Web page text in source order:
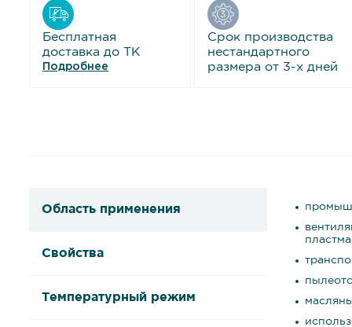
Бесплатная
доставка до ТК
Подробнее
Срок производства
нестандартного
размера от 3-х дней
Область применения
Свойства
Температурный режим